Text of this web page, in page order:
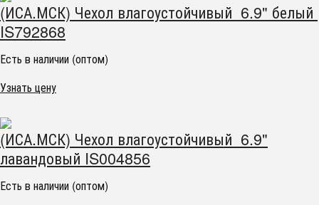
(ИСА.МСК) Чехол влагоустойчивый 6.9" белый
IS792868
Есть в наличии (оптом)
Узнать цену
(ИСА.МСК) Чехол влагоустойчивый 6.9"
лавандовый IS004856
Есть в наличии (оптом)